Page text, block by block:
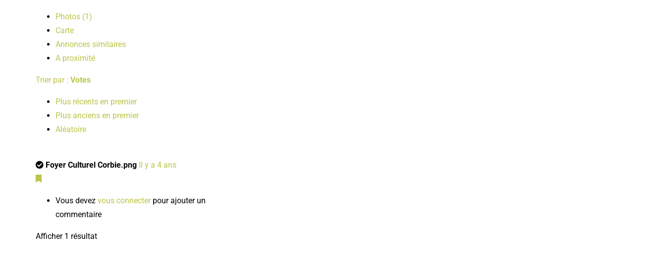
Photos (1)
Carte
Annonces similaires
A proximité
Trier par : Votes
Plus récents en premier
Plus anciens en premier
Aléatoire
Foyer Culturel Corbie.png Il y a 4 ans
Vous devez vous connecterpour ajouter un
commentaire
Afficher 1 résultat